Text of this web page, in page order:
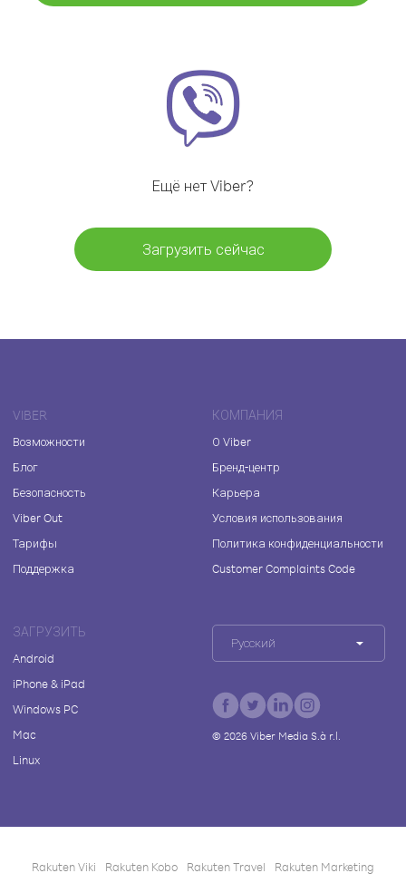
Ещё нет Viber?
Загрузить сейчас
VIBER
Возможности
Блог
Безопасность
Viber Out
Тарифы
Поддержка
КОМПАНИЯ
О Viber
Бренд-центр
Карьера
Условия использования
Политика конфиденциальности
Customer Complaints Code
ЗАГРУЗИТЬ
Android
iPhone & iPad
Windows PC
Mac
Linux
Русский
© 2026Viber Media S.à r.l.
Rakuten Viki Rakuten Kobo Rakuten Travel Rakuten Marketing